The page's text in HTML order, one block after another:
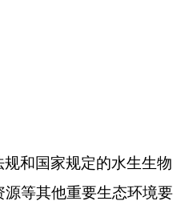
规和国家规定的水生生物
等其他重要生态环境要